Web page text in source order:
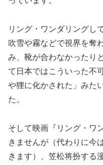
リング・ワンダリングし
吹雪や霧などで視界を奪
み、靴が合わなかったり
て日本ではこういった不
や狸に化かされた」みた
た。
そして映画『リング・ワ
きませんが（代わりに今
きます）、笠松将扮する